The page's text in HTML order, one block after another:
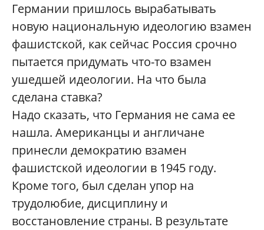
Германии пришлось вырабатывать
новую национальную идеологию взамен
фашистской, как сейчас Россия срочно
пытается придумать что-то взамен
ушедшей идеологии. На что была
сделана ставка?
Надо сказать, что Германия не сама ее
нашла. Американцы и англичане
принесли демократию взамен
фашистской идеологии в 1945 году.
Кроме того, был сделан упор на
трудолюбие, дисциплину и
восстановление страны. В результате